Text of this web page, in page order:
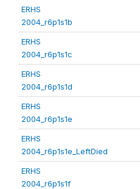
ERHS
2004_r6p1s1b
ERHS
2004_r6p1s1c
ERHS
2004_r6p1s1d
ERHS
2004_r6p1s1e
ERHS
2004_r6p1s1e_LeftDied
ERHS
2004_r6p1s1f